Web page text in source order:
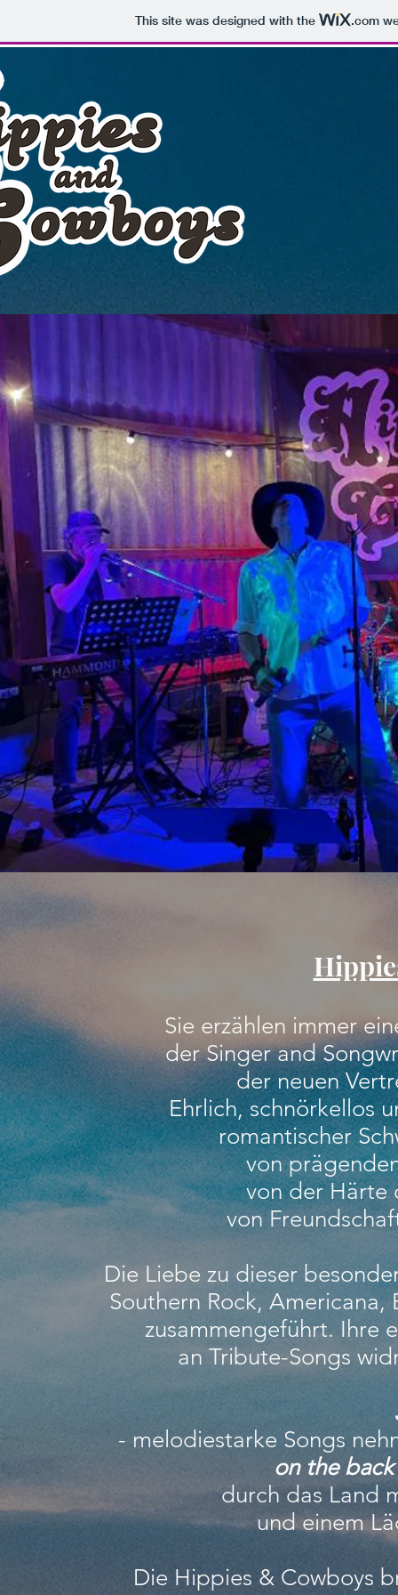
This site was designed with the .com
Sie erzählen immer
der Singer and
der neuen
Ehrlich, schnörkellos
romantischer
von
von der Härte
von
Die Liebe zu dieser
Southern Rock,
zusammengeführt. Ihre
an Tribute-Songs
- melodiestarke Songs
on the
durch das Land
und einem
Die Hippies & Cowboys